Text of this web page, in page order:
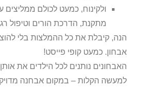
ולקינוח, כמעט לכולם ממליצים
מתקנת, הדרכת הורים וטיפול
הנה, קיבלת את כל ההמלצות בלי
אבחון. כמעט קופי פייסט!
האבחונים נותנים לכל הילדים את
למעשה הקלות – במקום אבחנה